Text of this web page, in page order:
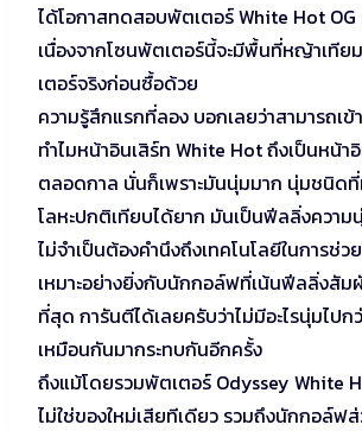
ได้โอกาสทดสอบพัตเตอร์ White Hot OG
เนื่องจากโซนพัตเตอร์นี้จะมีพื้นที่หญ้าเทีย
เตอร์จริงก่อนซื้อด้วย
ความรู้สึกแรกที่ลอง บอกเลยว่าสามารถเข้
ทำไมหน้าอินเสิร์ท White Hot ถึงเป็นหน้
ตลอดกาล นั่นก็เพราะมันนุ่มมาก นุ่มชนิด
โลหะปกติเทียบได้ยาก มันเป็นฟีลลิ่งควา
ไม่จำเป็นต้องคำนึงถึงเทคโนโลยีในการช่
เหมาะอย่างยิ่งกับนักกอล์ฟที่เน้นฟีลลิ่งสั
ที่สุด การันตีได้เลยครับว่าไม่มีอะไรนุ่มไปก
เหมือนกันมากระทบกันอีกครั้ง
ถึงแม้โดยรวมพัตเตอร์ Odyssey White
ไม่ใช่ของใหม่เสียทีเดียว รวมถึงนักกอล์ฟ